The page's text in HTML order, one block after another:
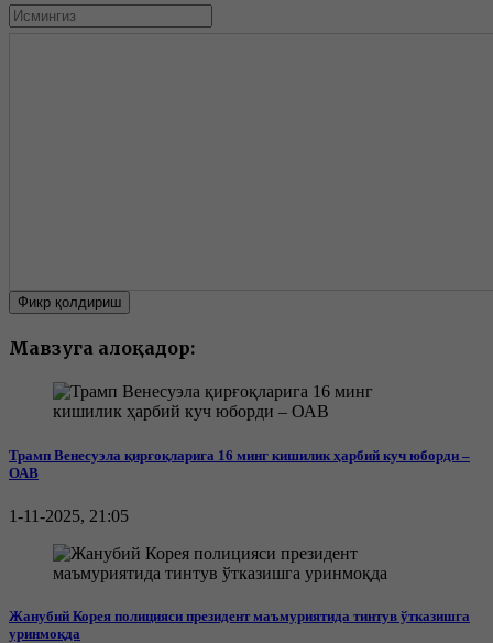
Фикр қолдириш
Мавзуга алоқадор:
Трамп Венесуэла қирғоқларига 16 минг кишилик ҳарбий куч юборди –
ОАВ
1-11-2025, 21:05
Жанубий Корея полицияси президент маъмуриятида тинтув ўтказишга
уринмоқда